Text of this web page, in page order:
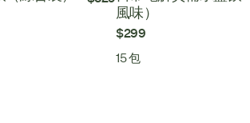
風味）
$299
15 包